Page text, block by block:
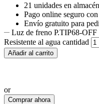
21 unidades en
Pago online seguro con
Envío gratuito para
Luz de freno P.TIP68-
Resistente al agua cantidad
Añadir al carrito
or
Comprar ahora